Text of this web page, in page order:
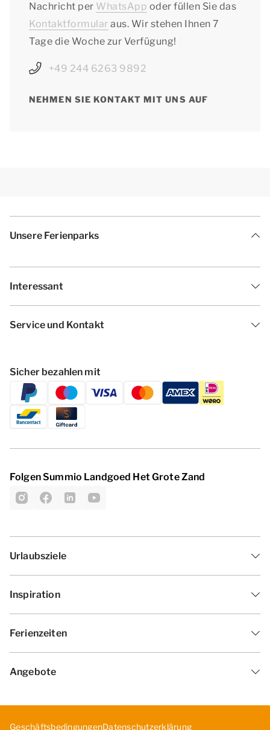
Nachricht per WhatsApp oder füllen Sie das
Kontaktformular aus. Wir stehen Ihnen 7
Tage die Woche zur Verfügung!
+49 244 6263 9892
NEHMEN SIE KONTAKT MIT UNS AUF
Unsere Ferienparks
Interessant
Service und Kontakt
Sicher bezahlen mit
Folgen Summio Landgoed Het Grote Zand
Urlaubsziele
Inspiration
Ferienzeiten
Angebote
GeschäftsbedingungenDatenschutzerklärung